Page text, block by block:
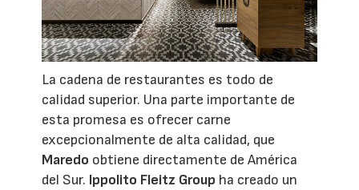
La cadena de restaurantes es todo de
calidad superior. Una parte importante de
esta promesa es ofrecer carne
excepcionalmente de alta calidad, que
Maredo obtiene directamente de América
del Sur. Ippolito Fleitz Group ha creado un